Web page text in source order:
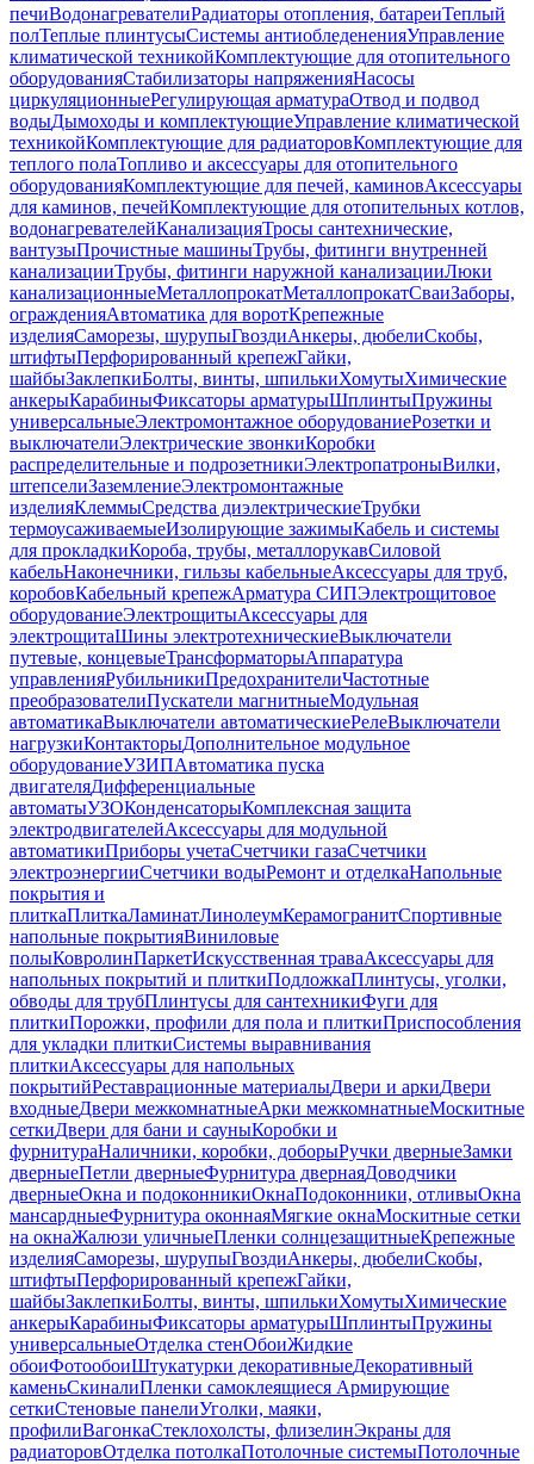
печиВодонагревателиРадиаторы отопления, батареиТеплый
полТеплые плинтусыСистемы антиобледененияУправление
климатической техникойКомплектующие для отопительного
оборудованияСтабилизаторы напряженияНасосы
циркуляционныеРегулирующая арматураОтвод и подвод
водыДымоходы и комплектующиеУправление климатической
техникойКомплектующие для радиаторовКомплектующие для
теплого полаТопливо и аксессуары для отопительного
оборудованияКомплектующие для печей, каминовАксессуары
для каминов, печейКомплектующие для отопительных котлов,
водонагревателейКанализацияТросы сантехнические,
вантузыПрочистные машиныТрубы, фитинги внутренней
канализацииТрубы, фитинги наружной канализацииЛюки
канализационныеМеталлопрокатМеталлопрокатСваиЗаборы,
огражденияАвтоматика для воротКрепежные
изделияСаморезы, шурупыГвоздиАнкеры, дюбелиСкобы,
штифтыПерфорированный крепежГайки,
шайбыЗаклепкиБолты, винты, шпилькиХомутыХимические
анкерыКарабиныФиксаторы арматурыШплинтыПружины
универсальныеЭлектромонтажное оборудованиеРозетки и
выключателиЭлектрические звонкиКоробки
распределительные и подрозетникиЭлектропатроныВилки,
штепселиЗаземлениеЭлектромонтажные
изделияКлеммыСредства диэлектрическиеТрубки
термоусаживаемыеИзолирующие зажимыКабель и системы
для прокладкиКороба, трубы, металлорукавСиловой
кабельНаконечники, гильзы кабельныеАксессуары для труб,
коробовКабельный крепежАрматура СИПЭлектрощитовое
оборудованиеЭлектрощитыАксессуары для
электрощитаШины электротехническиеВыключатели
путевые, концевыеТрансформаторыАппаратура
управленияРубильникиПредохранителиЧастотные
преобразователиПускатели магнитныеМодульная
автоматикаВыключатели автоматическиеРелеВыключатели
нагрузкиКонтакторыДополнительное модульное
оборудованиеУЗИПАвтоматика пуска
двигателяДифференциальные
автоматыУЗОКонденсаторыКомплексная защита
электродвигателейАксессуары для модульной
автоматикиПриборы учетаСчетчики газаСчетчики
электроэнергииСчетчики водыРемонт и отделкаНапольные
покрытия и
плиткаПлиткаЛаминатЛинолеумКерамогранитСпортивные
напольные покрытияВиниловые
полыКовролинПаркетИскусственная траваАксессуары для
напольных покрытий и плиткиПодложкаПлинтусы, уголки,
обводы для трубПлинтусы для сантехникиФуги для
плиткиПорожки, профили для пола и плиткиПриспособления
для укладки плиткиСистемы выравнивания
плиткиАксессуары для напольных
покрытийРеставрационные материалыДвери и аркиДвери
входныеДвери межкомнатныеАрки межкомнатныеМоскитные
сеткиДвери для бани и сауныКоробки и
фурнитураНаличники, коробки, доборыРучки дверныеЗамки
дверныеПетли дверныеФурнитура двернаяДоводчики
дверныеОкна и подоконникиОкнаПодоконники, отливыОкна
мансардныеФурнитура оконнаяМягкие окнаМоскитные сетки
на окнаЖалюзи уличныеПленки солнцезащитныеКрепежные
изделияСаморезы, шурупыГвоздиАнкеры, дюбелиСкобы,
штифтыПерфорированный крепежГайки,
шайбыЗаклепкиБолты, винты, шпилькиХомутыХимические
анкерыКарабиныФиксаторы арматурыШплинтыПружины
универсальныеОтделка стенОбоиЖидкие
обоиФотообоиШтукатурки декоративныеДекоративный
каменьСкиналиПленки самоклеящиеся Армирующие
сеткиСтеновые панелиУголки, маяки,
профилиВагонкаСтеклохолсты, флизелинЭкраны для
радиаторовОтделка потолкаПотолочные системыПотолочные